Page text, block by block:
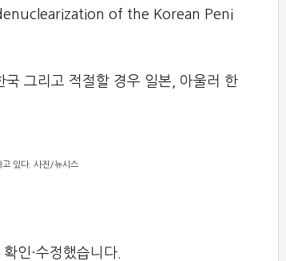
of the Korean Peni
그리고 적절할 경우 일본, 아울러 한
고 있다. 사진/뉴시스
인·수정했습니다.